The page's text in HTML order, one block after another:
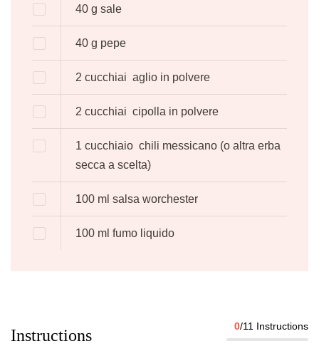
40 g sale
40 g pepe
2 cucchiai aglio in polvere
2 cucchiai cipolla in polvere
1 cucchiaio chili messicano (o altra erba
secca a scelta)
100 ml salsa worchester
100 ml fumo liquido
Instructions
0/11 Instructions